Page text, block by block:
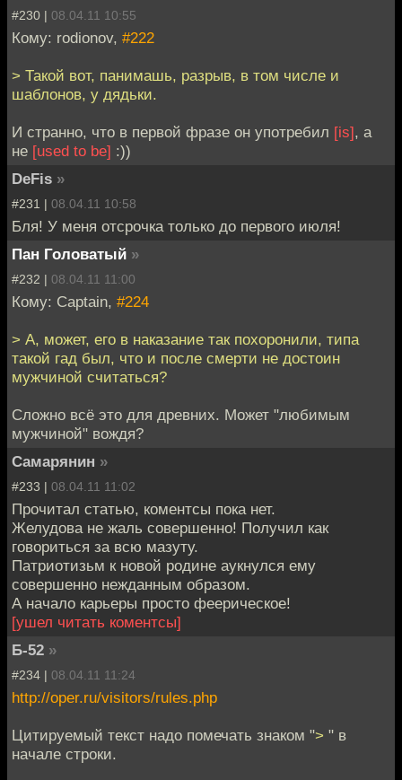
#230 | 08.04.11 10:55
Кому: rodionov, #222
> Такой вот, панимашь, разрыв, в том числе и
шаблонов, у дядьки.
И странно, что в первой фразе он употребил [is], а
не [used to be] :))
DeFis »
#231 | 08.04.11 10:58
Бля! У меня отсрочка только до первого июля!
Пан Головатый »
#232 | 08.04.11 11:00
Кому: Captain, #224
> А, может, его в наказание так похоронили, типа
такой гад был, что и после смерти не достоин
мужчиной считаться?
Сложно всё это для древних. Может "любимым
мужчиной" вождя?
Самарянин »
#233 | 08.04.11 11:02
Прочитал статью, коментсы пока нет.
Желудова не жаль совершенно! Получил как
говориться за всю мазуту.
Патриотизьм к новой родине аукнулся ему
совершенно нежданным образом.
А начало карьеры просто феерическое!
[ушел читать коментсы]
Б-52 »
#234 | 08.04.11 11:24
http://oper.ru/visitors/rules.php
Цитируемый текст надо помечать знаком "> " в
начале строки.